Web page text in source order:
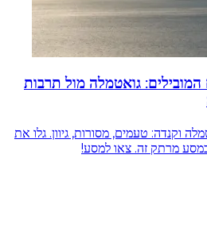
המטבח המובילים: גואטמלה מול תרבות
וקנדה: טעמים, מסורות, גיוון. גלו את
במסע מרתק זה. צאו למסע!